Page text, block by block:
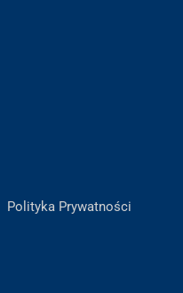
Polityka Prywatności